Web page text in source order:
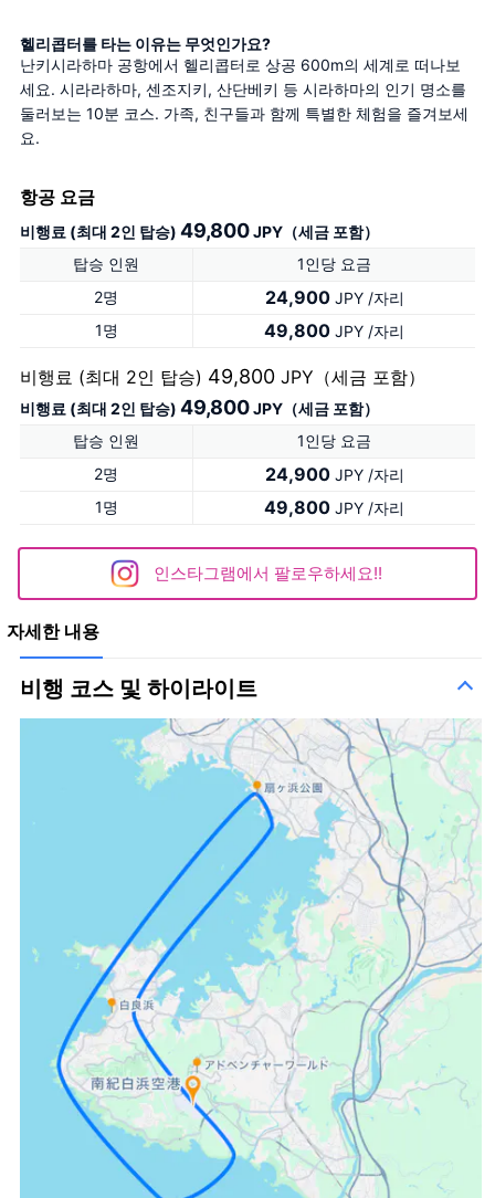
헬리콥터를 타는 이유는 무엇인가요?
난키시라하마 공항에서 헬리콥터로 상공 600m의 세계로 떠나보
세요. 시라라하마, 센조지키, 산단베키 등 시라하마의 인기 명소를
둘러보는 10분 코스. 가족, 친구들과 함께 특별한 체험을 즐겨보세
요.
항공 요금
비행료 (최대 2인 탑승) 49,800JPY（세금 포함）
탑승 인원
1인당 요금
2명
24,900JPY /자리
1명
49,800 JPY /자리
비행료 (최대 2인 탑승) 49,800 JPY（세금 포함）
비행료 (최대 2인 탑승) 49,800JPY（세금 포함）
탑승 인원
1인당 요금
2명
24,900JPY /자리
1명
49,800 JPY /자리
인스타그램에서 팔로우하세요!!
자세한 내용
비행 코스 및 하이라이트